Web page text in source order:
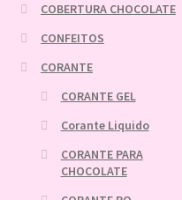
COBERTURA CHOCOLATE
CONFEITOS
CORANTE
CORANTE GEL
Corante Liquido
CORANTE PARA
CHOCOLATE